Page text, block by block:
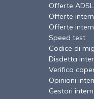
Offerte ADSL
Offerte
Offerte
Speed test
Codice di
Disdetta
Verifica
Opinioni
Gestori